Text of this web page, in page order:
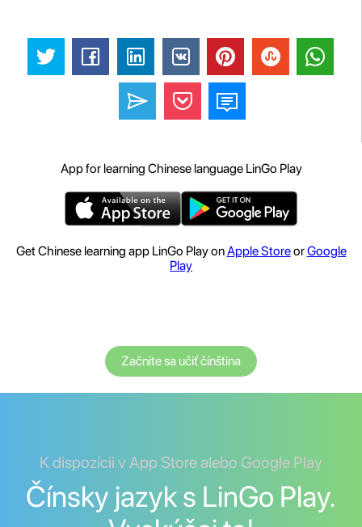
App for learning Chinese language LinGo Play
Get Chinese learning app LinGo Play onApple StoreorGoogle
Play
Začnite sa učiť čínština
K dispozícii v App Store alebo Google Play
Čínsky jazyk s LinGo Play.